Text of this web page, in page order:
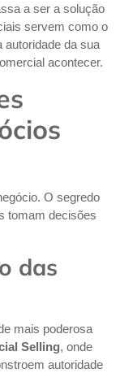
a ser a solução
servem como o
autoridade da sua
acontecer.
O segredo
tomam decisões
das
mais poderosa
Selling, onde
autoridade